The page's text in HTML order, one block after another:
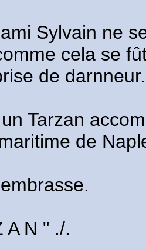
Sylvain ne
cela se
de
Tarzan
de
A N " ./.